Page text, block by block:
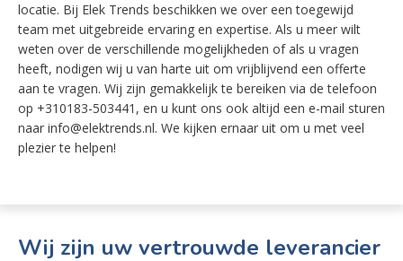
locatie. Bij Elek Trends beschikken we over een toegewijd
team met uitgebreide ervaring en expertise. Als u meer wilt
weten over de verschillende mogelijkheden of als u vragen
heeft, nodigen wij u van harte uit om vrijblijvend een offerte
aan te vragen. Wij zijn gemakkelijk te bereiken via de telefoon
op +310183-503441, en u kunt ons ook altijd een e-mail sturen
naar info@elektrends.nl. We kijken ernaar uit om u met veel
plezier te helpen!
Wij zijn uw vertrouwde leverancier